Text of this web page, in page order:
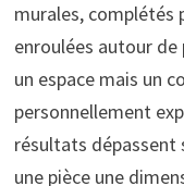
murales, complétés
enroulées autour de
un espace mais un
personnellement
résultats
une pièce une